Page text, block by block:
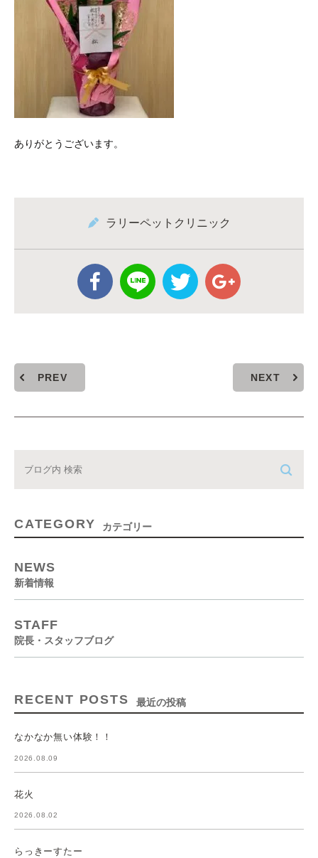
ありがとうございます。
ラリーペットクリニック
PREV NEXT
CATEGORY カテゴリー
NEWS
新着情報
STAFF
院長・スタッフブログ
RECENT POSTS 最近の投稿
なかなか無い体験！！
2026.08.09
花火
2026.08.02
らっきーすたー